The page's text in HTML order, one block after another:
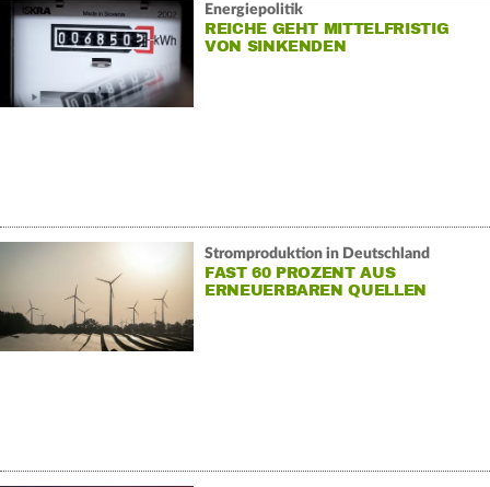
Energiepolitik
REICHE GEHT MITTELFRISTIG
VON SINKENDEN
Stromproduktion in Deutschland
FAST 60 PROZENT AUS
ERNEUERBAREN QUELLEN